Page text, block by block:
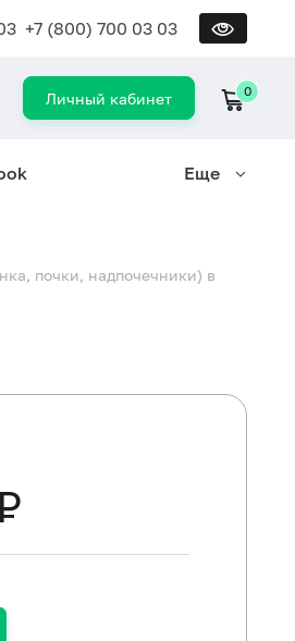
+7 (800) 700 03 03
Личный кабинет 0
Еще
почки, надпочечники) в